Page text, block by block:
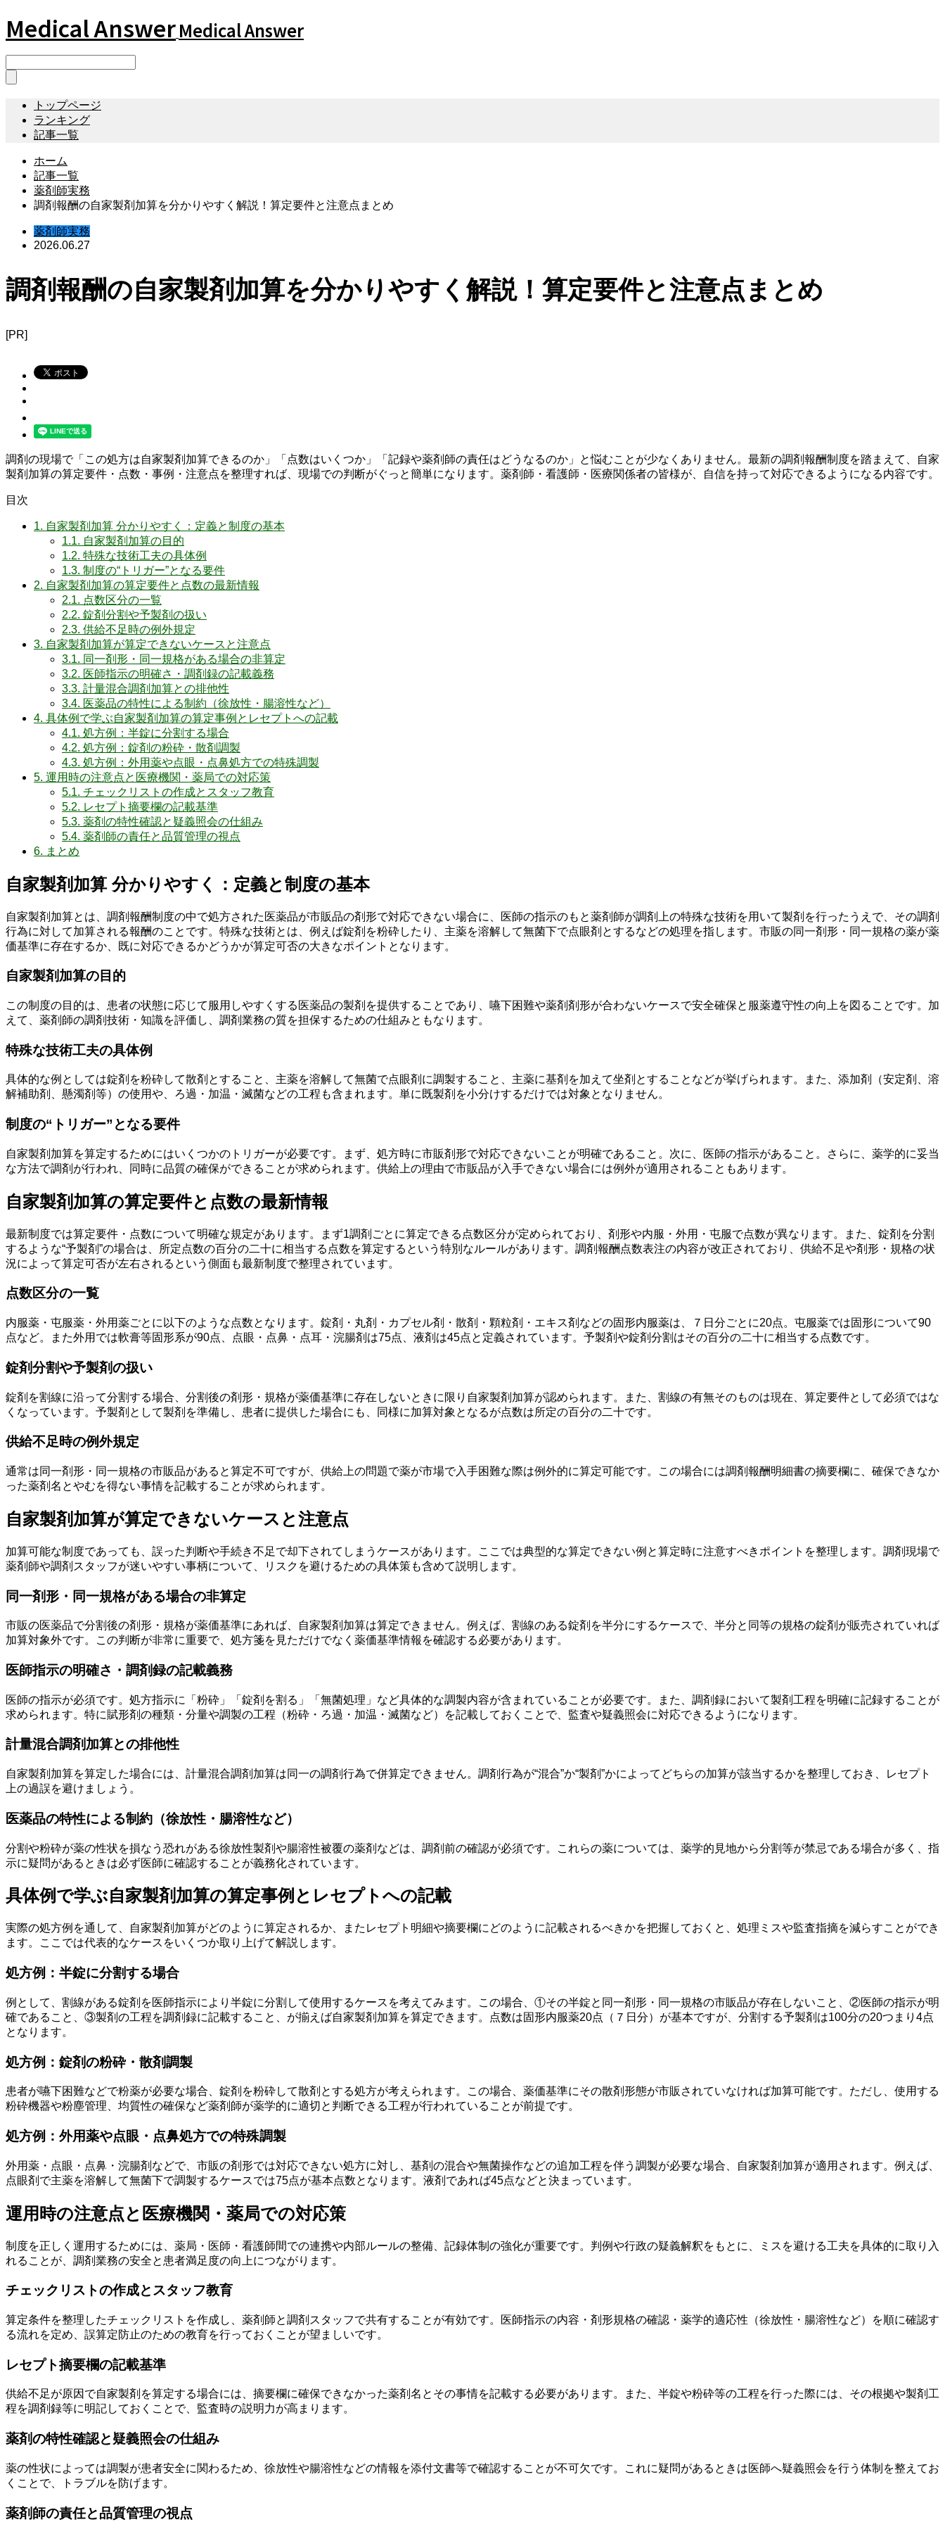
Medical AnswerMedical Answer
トップページ
ランキング
記事一覧
ホーム
記事一覧
薬剤師実務
調剤報酬の自家製剤加算を分かりやすく解説！算定要件と注意点まとめ
薬剤師実務
2026.06.27
調剤報酬の自家製剤加算を分かりやすく解説！算定要件と注意点まとめ
[PR]
調剤の現場で「この処方は自家製剤加算できるのか」「点数はいくつか」「記録や薬剤師の責任はどうなるのか」と悩むことが少なくありません。最新の調剤報酬制度を踏まえて、自家
製剤加算の算定要件・点数・事例・注意点を整理すれば、現場での判断がぐっと簡単になります。薬剤師・看護師・医療関係者の皆様が、自信を持って対応できるようになる内容です。
目次
1. 自家製剤加算 分かりやすく：定義と制度の基本
1.1. 自家製剤加算の目的
1.2. 特殊な技術工夫の具体例
1.3. 制度の“トリガー”となる要件
2. 自家製剤加算の算定要件と点数の最新情報
2.1. 点数区分の一覧
2.2. 錠剤分割や予製剤の扱い
2.3. 供給不足時の例外規定
3. 自家製剤加算が算定できないケースと注意点
3.1. 同一剤形・同一規格がある場合の非算定
3.2. 医師指示の明確さ・調剤録の記載義務
3.3. 計量混合調剤加算との排他性
3.4. 医薬品の特性による制約（徐放性・腸溶性など）
4. 具体例で学ぶ自家製剤加算の算定事例とレセプトへの記載
4.1. 処方例：半錠に分割する場合
4.2. 処方例：錠剤の粉砕・散剤調製
4.3. 処方例：外用薬や点眼・点鼻処方での特殊調製
5. 運用時の注意点と医療機関・薬局での対応策
5.1. チェックリストの作成とスタッフ教育
5.2. レセプト摘要欄の記載基準
5.3. 薬剤の特性確認と疑義照会の仕組み
5.4. 薬剤師の責任と品質管理の視点
6. まとめ
自家製剤加算 分かりやすく：定義と制度の基本
自家製剤加算とは、調剤報酬制度の中で処方された医薬品が市販品の剤形で対応できない場合に、医師の指示のもと薬剤師が調剤上の特殊な技術を用いて製剤を行ったうえで、その調剤
行為に対して加算される報酬のことです。特殊な技術とは、例えば錠剤を粉砕したり、主薬を溶解して無菌下で点眼剤とするなどの処理を指します。市販の同一剤形・同一規格の薬が薬
価基準に存在するか、既に対応できるかどうかが算定可否の大きなポイントとなります。
自家製剤加算の目的
この制度の目的は、患者の状態に応じて服用しやすくする医薬品の製剤を提供することであり、嚥下困難や薬剤剤形が合わないケースで安全確保と服薬遵守性の向上を図ることです。加
えて、薬剤師の調剤技術・知識を評価し、調剤業務の質を担保するための仕組みともなります。
特殊な技術工夫の具体例
具体的な例としては錠剤を粉砕して散剤とすること、主薬を溶解して無菌で点眼剤に調製すること、主薬に基剤を加えて坐剤とすることなどが挙げられます。また、添加剤（安定剤、溶
解補助剤、懸濁剤等）の使用や、ろ過・加温・滅菌などの工程も含まれます。単に既製剤を小分けするだけでは対象となりません。
制度の“トリガー”となる要件
自家製剤加算を算定するためにはいくつかのトリガーが必要です。まず、処方時に市販剤形で対応できないことが明確であること。次に、医師の指示があること。さらに、薬学的に妥当
な方法で調剤が行われ、同時に品質の確保ができることが求められます。供給上の理由で市販品が入手できない場合には例外が適用されることもあります。
自家製剤加算の算定要件と点数の最新情報
最新制度では算定要件・点数について明確な規定があります。まず1調剤ごとに算定できる点数区分が定められており、剤形や内服・外用・屯服で点数が異なります。また、錠剤を分割
するような“予製剤”の場合は、所定点数の百分の二十に相当する点数を算定するという特別なルールがあります。調剤報酬点数表注の内容が改正されており、供給不足や剤形・規格の状
況によって算定可否が左右されるという側面も最新制度で整理されています。
点数区分の一覧
内服薬・屯服薬・外用薬ごとに以下のような点数となります。錠剤・丸剤・カプセル剤・散剤・顆粒剤・エキス剤などの固形内服薬は、７日分ごとに20点。屯服薬では固形について90
点など。また外用では軟膏等固形系が90点、点眼・点鼻・点耳・浣腸剤は75点、液剤は45点と定義されています。予製剤や錠剤分割はその百分の二十に相当する点数です。
錠剤分割や予製剤の扱い
錠剤を割線に沿って分割する場合、分割後の剤形・規格が薬価基準に存在しないときに限り自家製剤加算が認められます。また、割線の有無そのものは現在、算定要件として必須ではな
くなっています。予製剤として製剤を準備し、患者に提供した場合にも、同様に加算対象となるが点数は所定の百分の二十です。
供給不足時の例外規定
通常は同一剤形・同一規格の市販品があると算定不可ですが、供給上の問題で薬が市場で入手困難な際は例外的に算定可能です。この場合には調剤報酬明細書の摘要欄に、確保できなか
った薬剤名とやむを得ない事情を記載することが求められます。
自家製剤加算が算定できないケースと注意点
加算可能な制度であっても、誤った判断や手続き不足で却下されてしまうケースがあります。ここでは典型的な算定できない例と算定時に注意すべきポイントを整理します。調剤現場で
薬剤師や調剤スタッフが迷いやすい事柄について、リスクを避けるための具体策も含めて説明します。
同一剤形・同一規格がある場合の非算定
市販の医薬品で分割後の剤形・規格が薬価基準にあれば、自家製剤加算は算定できません。例えば、割線のある錠剤を半分にするケースで、半分と同等の規格の錠剤が販売されていれば
加算対象外です。この判断が非常に重要で、処方箋を見ただけでなく薬価基準情報を確認する必要があります。
医師指示の明確さ・調剤録の記載義務
医師の指示が必須です。処方指示に「粉砕」「錠剤を割る」「無菌処理」など具体的な調製内容が含まれていることが必要です。また、調剤録において製剤工程を明確に記録することが
求められます。特に賦形剤の種類・分量や調製の工程（粉砕・ろ過・加温・滅菌など）を記載しておくことで、監査や疑義照会に対応できるようになります。
計量混合調剤加算との排他性
自家製剤加算を算定した場合には、計量混合調剤加算は同一の調剤行為で併算定できません。調剤行為が“混合”か“製剤”かによってどちらの加算が該当するかを整理しておき、レセプト
上の過誤を避けましょう。
医薬品の特性による制約（徐放性・腸溶性など）
分割や粉砕が薬の性状を損なう恐れがある徐放性製剤や腸溶性被覆の薬剤などは、調剤前の確認が必須です。これらの薬については、薬学的見地から分割等が禁忌である場合が多く、指
示に疑問があるときは必ず医師に確認することが義務化されています。
具体例で学ぶ自家製剤加算の算定事例とレセプトへの記載
実際の処方例を通して、自家製剤加算がどのように算定されるか、またレセプト明細や摘要欄にどのように記載されるべきかを把握しておくと、処理ミスや監査指摘を減らすことができ
ます。ここでは代表的なケースをいくつか取り上げて解説します。
処方例：半錠に分割する場合
例として、割線がある錠剤を医師指示により半錠に分割して使用するケースを考えてみます。この場合、①その半錠と同一剤形・同一規格の市販品が存在しないこと、②医師の指示が明
確であること、③製剤の工程を調剤録に記載すること、が揃えば自家製剤加算を算定できます。点数は固形内服薬20点（７日分）が基本ですが、分割する予製剤は100分の20つまり4点
となります。
処方例：錠剤の粉砕・散剤調製
患者が嚥下困難などで粉薬が必要な場合、錠剤を粉砕して散剤とする処方が考えられます。この場合、薬価基準にその散剤形態が市販されていなければ加算可能です。ただし、使用する
粉砕機器や粉塵管理、均質性の確保など薬剤師が薬学的に適切と判断できる工程が行われていることが前提です。
処方例：外用薬や点眼・点鼻処方での特殊調製
外用薬・点眼・点鼻・浣腸剤などで、市販の剤形では対応できない処方に対し、基剤の混合や無菌操作などの追加工程を伴う調製が必要な場合、自家製剤加算が適用されます。例えば、
点眼剤で主薬を溶解して無菌下で調製するケースでは75点が基本点数となります。液剤であれば45点などと決まっています。
運用時の注意点と医療機関・薬局での対応策
制度を正しく運用するためには、薬局・医師・看護師間での連携や内部ルールの整備、記録体制の強化が重要です。判例や行政の疑義解釈をもとに、ミスを避ける工夫を具体的に取り入
れることが、調剤業務の安全と患者満足度の向上につながります。
チェックリストの作成とスタッフ教育
算定条件を整理したチェックリストを作成し、薬剤師と調剤スタッフで共有することが有効です。医師指示の内容・剤形規格の確認・薬学的適応性（徐放性・腸溶性など）を順に確認す
る流れを定め、誤算定防止のための教育を行っておくことが望ましいです。
レセプト摘要欄の記載基準
供給不足が原因で自家製剤を算定する場合には、摘要欄に確保できなかった薬剤名とその事情を記載する必要があります。また、半錠や粉砕等の工程を行った際には、その根拠や製剤工
程を調剤録等に明記しておくことで、監査時の説明力が高まります。
薬剤の特性確認と疑義照会の仕組み
薬の性状によっては調製が患者安全に関わるため、徐放性や腸溶性などの情報を添付文書等で確認することが不可欠です。これに疑問があるときは医師へ疑義照会を行う体制を整えてお
くことで、トラブルを防げます。
薬剤師の責任と品質管理の視点